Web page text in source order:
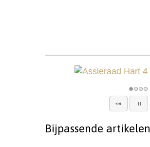
Bijpassende artikelen